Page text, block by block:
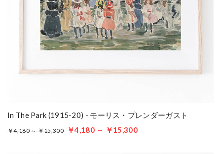
In The Park (1915-20) - モーリス・プレンダーガスト
￥4,180 ～ ￥15,300 ￥4,180 ～ ￥15,300